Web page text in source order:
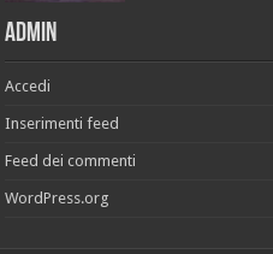
Admin
Accedi
Inserimenti feed
Feed dei commenti
WordPress.org